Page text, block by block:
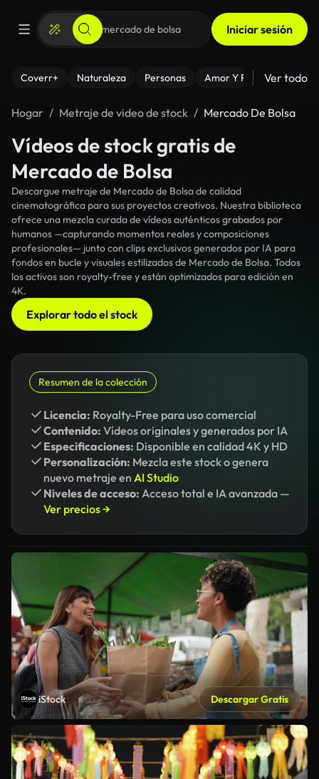
Iniciar sesión
Coverr+ Naturaleza Personas Amor Y Relaciones
Ver todo
Hogar Metraje de video de stock Mercado De Bolsa
Vídeos de stock gratis de
Mercado de Bolsa
Descargue metraje de Mercado de Bolsa de calidad
cinematográfica para sus proyectos creativos. Nuestra biblioteca
ofrece una mezcla curada de vídeos auténticos grabados por
humanos —capturando momentos reales y composiciones
profesionales— junto con clips exclusivos generados por IA para
fondos en bucle y visuales estilizados de Mercado de Bolsa. Todos
los activos son royalty-free y están optimizados para edición en
4K.
Explorar todo el stock
Resumen de la colección
Licencia: Royalty-Free para uso comercial
Contenido: Vídeos originales y generados por IA
Especificaciones: Disponible en calidad 4K y HD
Personalización: Mezcla este stock o genera
nuevo metraje en AI Studio
Niveles de acceso: Acceso total e IA avanzada —
Ver precios →
iStock Descargar Gratis